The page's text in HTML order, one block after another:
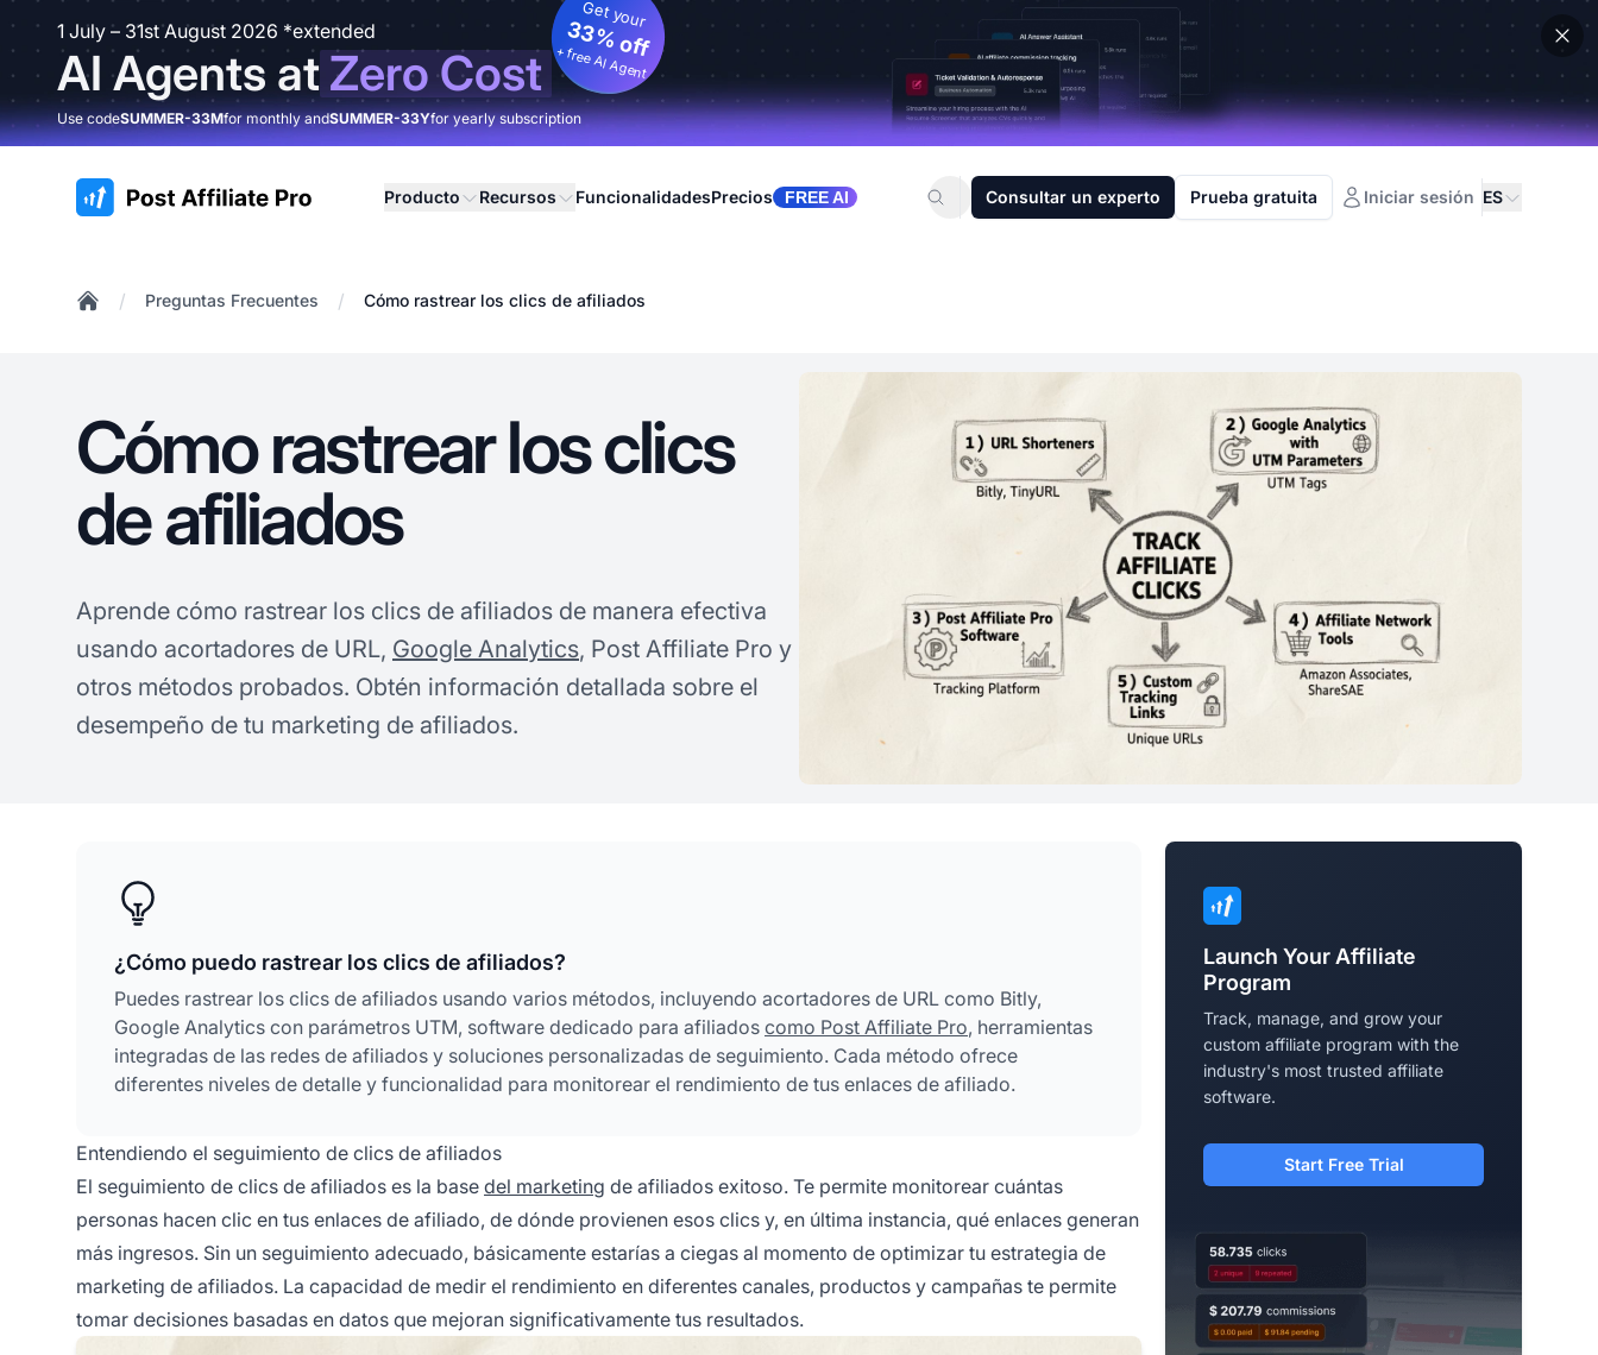
1 July – 31st August 2026 *extended
AI Agents atZero Cost
Get your
33% off
+ free AI Agent
Use codeSUMMER-33Mfor monthly andSUMMER-33Yfor yearly subscription
:site.title Producto Recursos FuncionalidadesPrecios FREE AI Consultar un experto Prueba gratuita Iniciar sesión ES
/ Preguntas Frecuentes / Cómo rastrear los clics de afiliados
Cómo rastrear los clics
de afiliados
Aprende cómo rastrear los clics de afiliados de manera efectiva
usando acortadores de URL, Google Analytics, Post Affiliate Pro y
otros métodos probados. Obtén información detallada sobre el
desempeño de tu marketing de afiliados.
¿Cómo puedo rastrear los clics de afiliados?
Puedes rastrear los clics de afiliados usando varios métodos, incluyendo acortadores de URL como Bitly,
Google Analytics con parámetros UTM, software dedicado para afiliados como Post Affiliate Pro, herramientas
integradas de las redes de afiliados y soluciones personalizadas de seguimiento. Cada método ofrece
diferentes niveles de detalle y funcionalidad para monitorear el rendimiento de tus enlaces de afiliado.
Entendiendo el seguimiento de clics de afiliados
El seguimiento de clics de afiliados es la base del marketing de afiliados exitoso. Te permite monitorear cuántas
personas hacen clic en tus enlaces de afiliado, de dónde provienen esos clics y, en última instancia, qué enlaces generan
más ingresos. Sin un seguimiento adecuado, básicamente estarías a ciegas al momento de optimizar tu estrategia de
marketing de afiliados. La capacidad de medir el rendimiento en diferentes canales, productos y campañas te permite
tomar decisiones basadas en datos que mejoran significativamente tus resultados.
Launch Your Affiliate
Program
Track, manage, and grow your
custom affiliate program with the
industry's most trusted affiliate
software.
Start Free Trial